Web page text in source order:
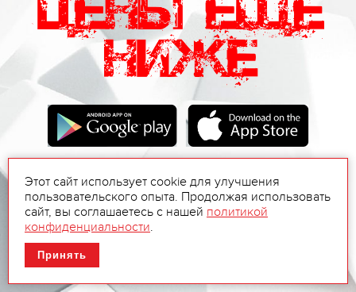
Этот сайт использует cookie для улучшения
пользовательского опыта. Продолжая использовать
сайт, вы соглашаетесь с нашей политикой
конфиденциальности.
Принять